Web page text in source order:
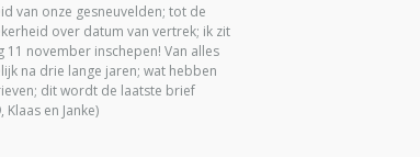
van onze gesneuvelden; tot de
over datum van vertrek; ik zit
11 november inschepen! Van alles
na drie lange jaren; wat hebben
dit wordt de laatste brief
en Janke)